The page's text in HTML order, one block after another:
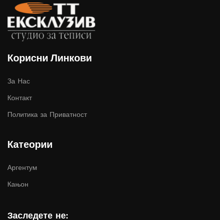
Корисни Линкови
За Нас
Контакт
Политика за Приватност
Катеории
Аргентум
Кањон
Заследете не: